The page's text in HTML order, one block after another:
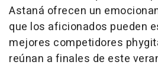
Astaná ofrecen un
que los aficionados pueden
mejores competidores
reúnan a finales de este